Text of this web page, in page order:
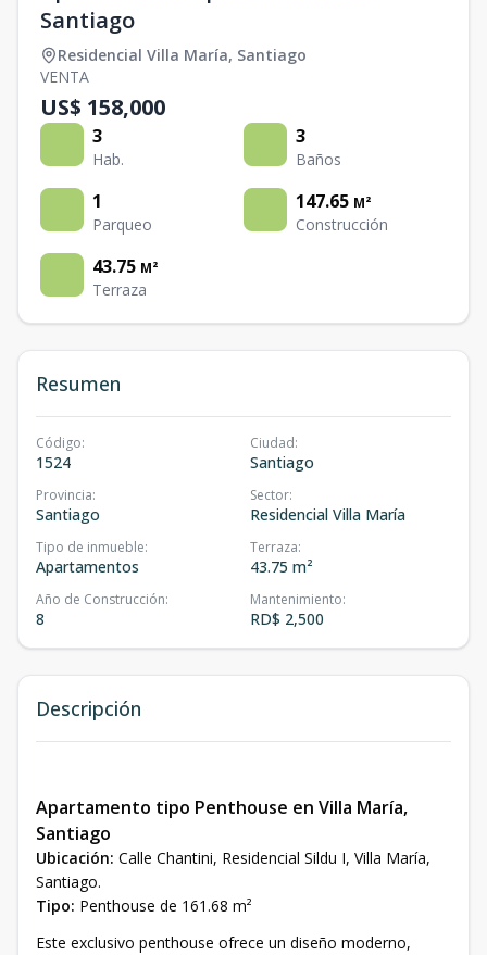
Santiago
Residencial Villa María, Santiago
VENTA
US$ 158,000
3
Hab.
3
Baños
1
Parqueo
147.65 M²
Construcción
43.75 M²
Terraza
Resumen
Código:
1524
Ciudad:
Santiago
Provincia:
Santiago
Sector:
Residencial Villa María
Tipo de inmueble:
Apartamentos
Terraza:
43.75 m²
Año de Construcción:
8
Mantenimiento:
RD$ 2,500
Descripción
Apartamento tipo Penthouse en Villa María,
Santiago
Ubicación: Calle Chantini, Residencial Sildu I, Villa María,
Santiago.
Tipo: Penthouse de 161.68 m²
Este exclusivo penthouse ofrece un diseño moderno,